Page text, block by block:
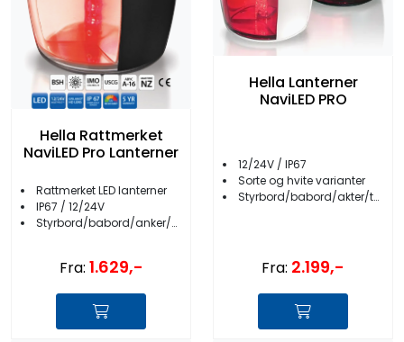
Hella Rattmerket
NaviLED Pro Lanterner
Rattmerket LED lanterner
IP67 / 12/24V
Styrbord/babord/anker/akter/topp
Fra: 1.629,-
Hella Lanterner
NaviLED PRO
12/24V / IP67
Sorte og hvite varianter
Styrbord/babord/akter/topp/bicolour
Fra: 2.199,-